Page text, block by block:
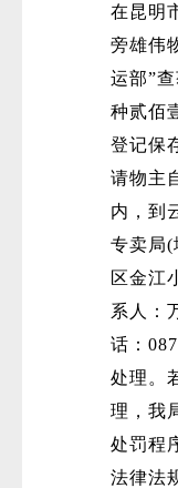
在昆明
旁雄伟
运部”
种贰佰
登记保
请物主
内，到
专卖局(
区金江
系人：
话：
处理。
理，我
处罚程
法律法